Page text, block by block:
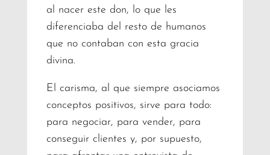
al nacer este don, lo que les
diferenciaba del resto de humanos
que no contaban con esta gracia
divina.
El carisma, al que siempre asociamos
conceptos positivos, sirve para todo:
para negociar, para vender, para
conseguir clientes y, por supuesto,